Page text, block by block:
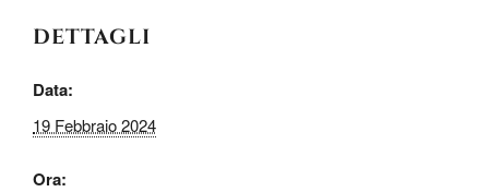
DETTAGLI
Data:
19 Febbraio 2024
Ora: